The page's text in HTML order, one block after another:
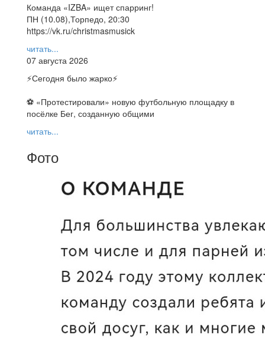
Команда «IZBA» ищет спарринг!
ПН (10.08),Торпедо, 20:30
https://vk.ru/christmasmusick
читать...
07 августа 2026
⚡️Сегодня было жарко⚡️
⚽ ️«Протестировали» новую футбольную площадку в
посёлке Бег, созданную общими
читать...
Фото